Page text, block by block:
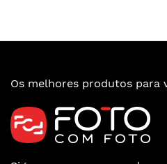
Os melhores produtos para